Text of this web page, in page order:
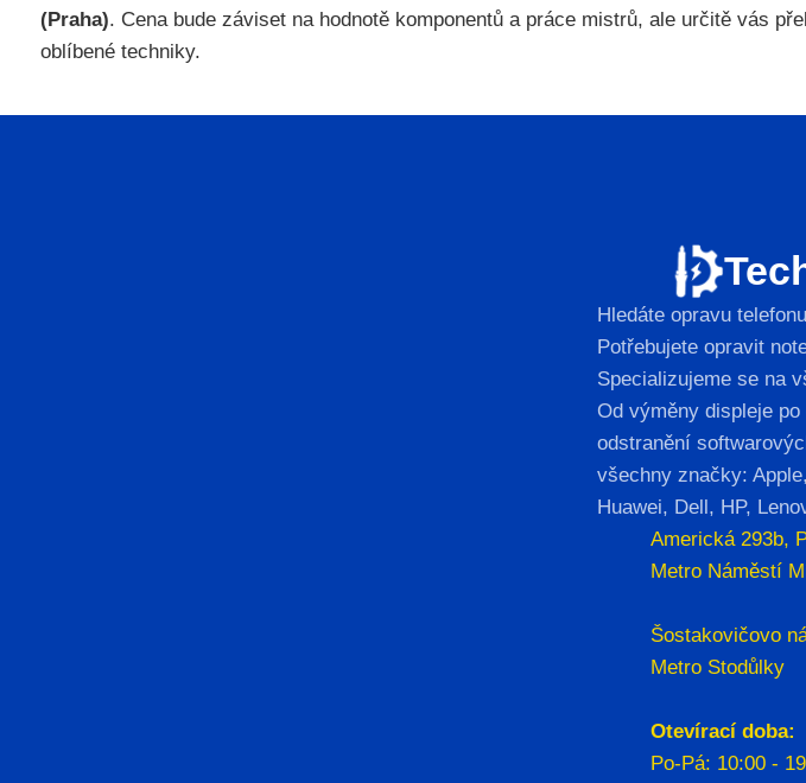
(Praha). Cena bude záviset na hodnotě komponentů a práce mistrů, ale určitě vás
oblíbené techniky.
Hledáte opravu
Potřebujete opravit
Specializujeme se na
Od výměny displeje po
odstranění
všechny značky:
Huawei, Dell, HP,
Americká 293b,
Metro Náměstí
Šostakovičovo
Metro Stodůlky
Otevírací doba:
Po-Pá: 10:00 -